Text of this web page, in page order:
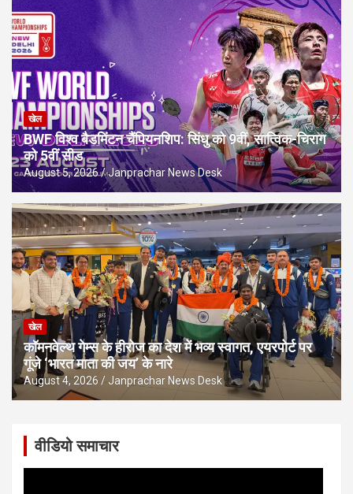
खेल
BWF विश्व बैडमिंटन चैंपियनशिप: सिंधु को 9वीं, सात्विक-चिराग
को 5वीं सीड
August 5, 2026 Janprachar News Desk
खेल
कॉमनवेल्थ गेम्स के हीरोज का देश में भव्य स्वागत, एयरपोर्ट पर
गूंजे ‘भारत माता की जय’ के नारे
August 4, 2026 Janprachar News Desk
वीडियो समाचार